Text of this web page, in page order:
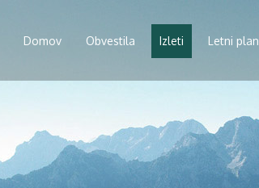
Domov Obvestila Izleti Letni plan